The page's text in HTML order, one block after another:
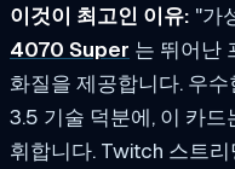
이것이 최고인 이유: "가
4070 Super 는 뛰어난
화질을 제공합니다. 우
3.5 기술 덕분에, 이 카
휘합니다. Twitch 스트